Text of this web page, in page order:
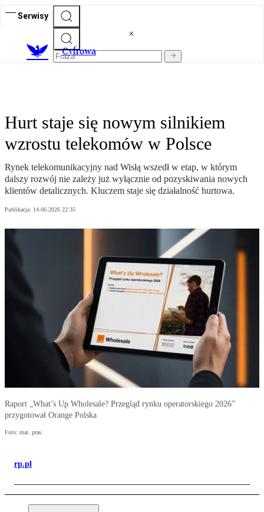
Serwisy
Cyfrowa
Hurt staje się nowym silnikiem
wzrostu telekomów w Polsce
Rynek telekomunikacyjny nad Wisłą wszedł w etap, w którym
dalszy rozwój nie zależy już wyłącznie od pozyskiwania nowych
klientów detalicznych. Kluczem staje się działalność hurtowa.
Publikacja: 14.06.2026 22:35
Raport „What’s Up Wholesale? Przegląd rynku operatorskiego 2026”
przygotował Orange Polska
Foto: mat. pras.
rp.pl